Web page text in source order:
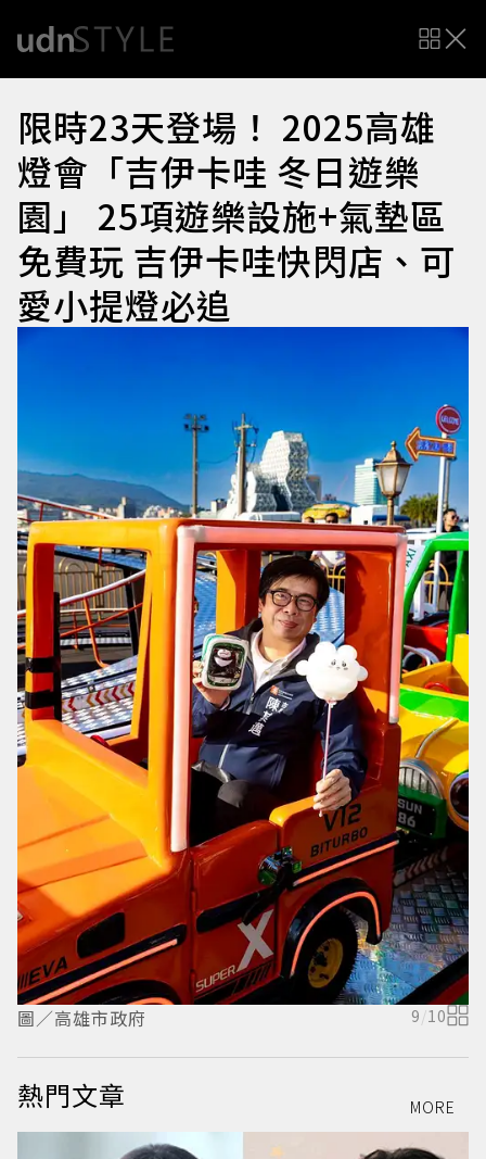
限時23天登場！ 2025高雄
燈會「吉伊卡哇 冬日遊樂
園」 25項遊樂設施+氣墊區
免費玩 吉伊卡哇快閃店、可
愛小提燈必追
圖／高雄市政府 9/10
熱門文章 MORE